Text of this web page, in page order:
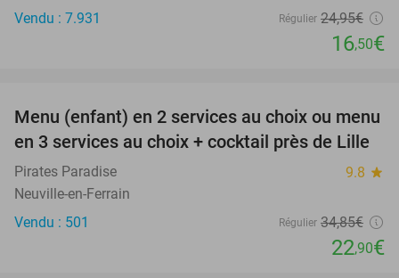
Vendu : 7.931
Régulier 24,95€
16,50€
34%
Menu (enfant) en 2 services au choix ou menu
en 3 services au choix + cocktail près de Lille
Pirates Paradise 9.8 star
Neuville-en-Ferrain
Vendu : 501
Régulier 34,85€
22,90€